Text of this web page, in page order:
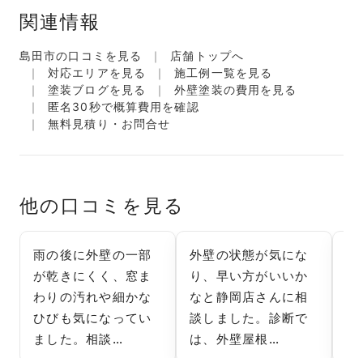
関連情報
島田市の口コミを見る
店舗トップへ
対応エリアを見る
施工例一覧を見る
塗装ブログを見る
外壁塗装の費用を見る
匿名30秒で概算費用を確認
無料見積り・お問合せ
他の口コミを見る
雨の後に外壁の一部
が乾きにくく、窓ま
わりの汚れや細かな
ひびも気になってい
ました。相談…
外壁の状態が気にな
り、早い方がいいか
なと静岡店さんに相
談しました。診断で
は、外壁屋根…